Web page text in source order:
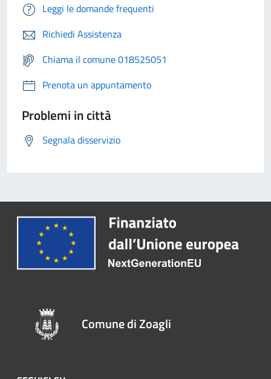
Leggi le domande frequenti
Richiedi Assistenza
Chiama il comune 018525051
Prenota un appuntamento
Problemi in città
Segnala disservizio
Comune di Zoagli